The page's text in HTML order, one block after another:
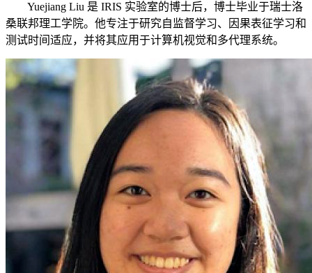
Yuejiang Liu 是 IRIS 实验室的博士后，博士毕业于瑞士洛
桑联邦理工学院。他专注于研究自监督学习、因果表征学习和
测试时间适应，并将其应用于计算机视觉和多代理系统。